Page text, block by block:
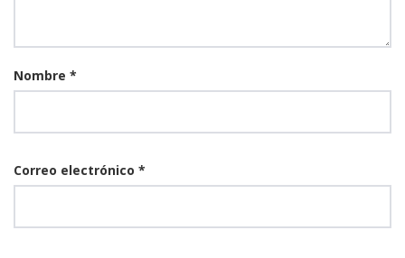
Nombre *
Correo electrónico *